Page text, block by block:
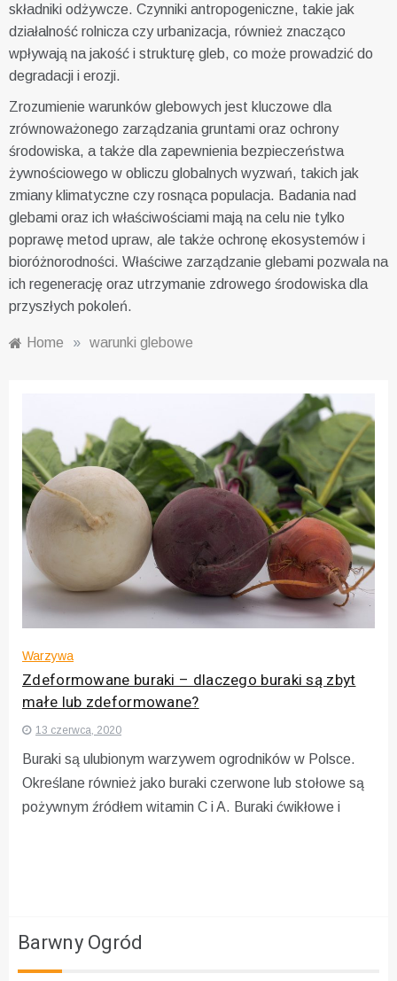
składniki odżywcze. Czynniki antropogeniczne, takie jak
działalność rolnicza czy urbanizacja, również znacząco
wpływają na jakość i strukturę gleb, co może prowadzić do
degradacji i erozji.
Zrozumienie warunków glebowych jest kluczowe dla
zrównoważonego zarządzania gruntami oraz ochrony
środowiska, a także dla zapewnienia bezpieczeństwa
żywnościowego w obliczu globalnych wyzwań, takich jak
zmiany klimatyczne czy rosnąca populacja. Badania nad
glebami oraz ich właściwościami mają na celu nie tylko
poprawę metod upraw, ale także ochronę ekosystemów i
bioróżnorodności. Właściwe zarządzanie glebami pozwala na
ich regenerację oraz utrzymanie zdrowego środowiska dla
przyszłych pokoleń.
Home » warunki glebowe
Warzywa
Zdeformowane buraki – dlaczego buraki są zbyt
małe lub zdeformowane?
13 czerwca, 2020
Buraki są ulubionym warzywem ogrodników w Polsce.
Określane również jako buraki czerwone lub stołowe są
pożywnym źródłem witamin C i A. Buraki ćwikłowe i
Barwny Ogród